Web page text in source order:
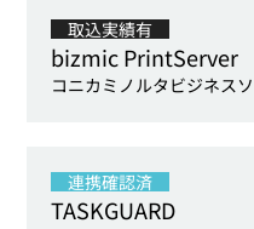
取込実績有
bizmic PrintServer
コニカミノルタビジネス
連携確認済
TASKGUARD